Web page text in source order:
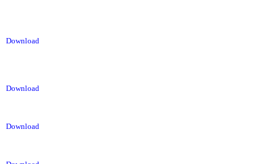
Download
Download
Download